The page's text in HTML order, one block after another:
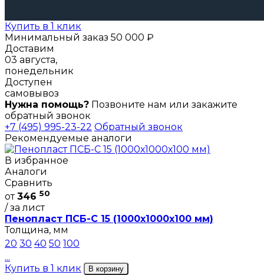
Купить в 1 клик
Минимальный заказ 50 000 ₽
Доставим
03 августа,
понедельник
Доступен
самовывоз
Нужна помощь? Позвоните нам или закажите
обратный звонок
+7 (495) 995-23-22 Обратный звонок
Рекомендуемые аналоги
В избранное
Аналоги
Сравнить
от346 50
/ за лист
Пенопласт ПСБ-С 15 (1000х1000х100 мм)
Толщина, мм
20 30 40 50 100
...
Купить в 1 клик
В корзину